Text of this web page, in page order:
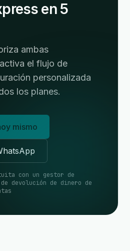
en 5
ambas
el flujo de
personalizada
los planes.
mismo
con un gestor de
devolución de dinero de